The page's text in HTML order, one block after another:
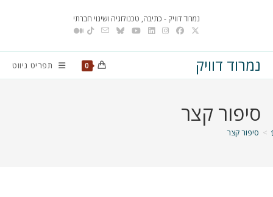
נמרוד דוויק - כתיבה, טכנולוגיה ושינוי חברתי
נמרוד דוויק 0 תפריט ניווט
סיפור קצר
> סיפור קצר